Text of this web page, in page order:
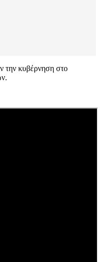
την κυβέρνηση στο